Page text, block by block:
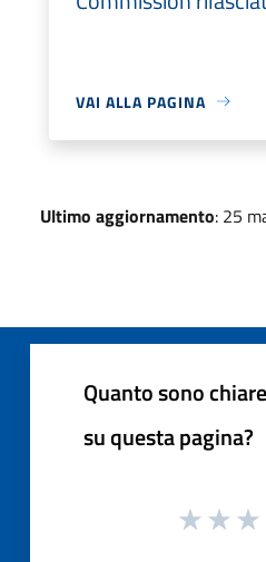
VAI ALLA PAGINA
Ultimo aggiornamento: 25
Quanto sono
su questa pagina?